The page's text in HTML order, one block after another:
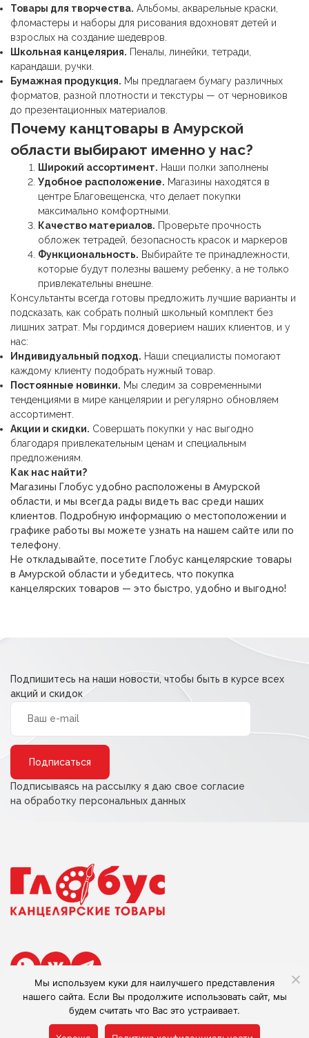
Товары для творчества. Альбомы, акварельные краски,
фломастеры и наборы для рисования вдохновят детей и
взрослых на создание шедевров.
Школьная канцелярия. Пеналы, линейки, тетради,
карандаши, ручки.
Бумажная продукция. Мы предлагаем бумагу различных
форматов, разной плотности и текстуры — от черновиков
до презентационных материалов.
Почему канцтовары в Амурской
области выбирают именно у нас?
Широкий ассортимент. Наши полки заполнены
Удобное расположение. Магазины находятся в
центре Благовещенска, что делает покупки
максимально комфортными.
Качество материалов. Проверьте прочность
обложек тетрадей, безопасность красок и маркеров
Функциональность. Выбирайте те принадлежности,
которые будут полезны вашему ребенку, а не только
привлекательны внешне.
Консультанты всегда готовы предложить лучшие варианты и
подсказать, как собрать полный школьный комплект без
лишних затрат. Мы гордимся доверием наших клиентов, и у
нас:
Индивидуальный подход. Наши специалисты помогают
каждому клиенту подобрать нужный товар.
Постоянные новинки. Мы следим за современными
тенденциями в мире канцелярии и регулярно обновляем
ассортимент.
Акции и скидки. Совершать покупки у нас выгодно
благодаря привлекательным ценам и специальным
предложениям.
Как нас найти?
Магазины Глобус удобно расположены в Амурской
области, и мы всегда рады видеть вас среди наших
клиентов. Подробную информацию о местоположении и
графике работы вы можете узнать на нашем сайте или по
телефону.
Не откладывайте, посетите Глобус канцелярские товары
в Амурской области и убедитесь, что покупка
канцелярских товаров — это быстро, удобно и выгодно!
Подпишитесь на наши новости, чтобы быть в курсе всех
акций и скидок
Подписываясь на рассылку я даю свое согласие
на обработку персональных данных
Сделано в Adlibis
Мы используем куки для наилучшего представления
нашего сайта. Если Вы продолжите использовать сайт, мы
будем считать что Вас это устраивает.